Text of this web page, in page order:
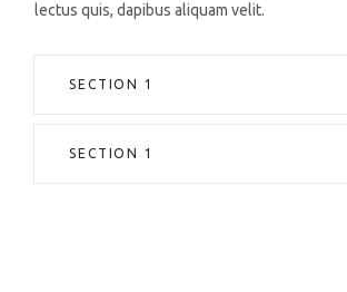
lectus quis, dapibus aliquam velit.
SECTION 1
SECTION 1